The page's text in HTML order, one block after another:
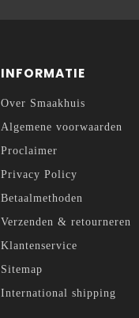
INFORMATIE
Over Smaakhuis
Algemene voorwaarden
Proclaimer
Privacy Policy
Betaalmethoden
Verzenden & retourneren
Klantenservice
Sitemap
International shipping